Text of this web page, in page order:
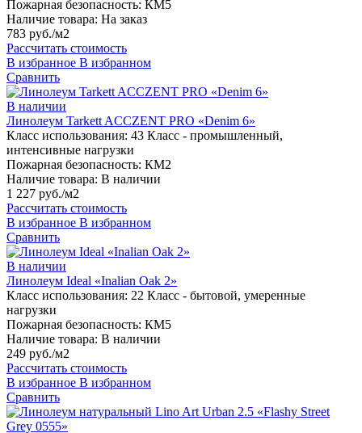
Пожарная безопасность: КМ5
Наличие товара: На заказ
783 руб./м2
Рассчитать стоимость
В избранное В избранном
Сравнить
В наличии
Линолеум Tarkett ACCZENT PRO «Denim 6»
Класс использования: 43 Класс - промышленный,
интенсивные нагрузки
Пожарная безопасность: КМ2
Наличие товара: В наличии
1 227 руб./м2
Рассчитать стоимость
В избранное В избранном
Сравнить
В наличии
Линолеум Ideal «Inalian Oak 2»
Класс использования: 22 Класс - бытовой, умеренные
нагрузки
Пожарная безопасность: КМ5
Наличие товара: В наличии
249 руб./м2
Рассчитать стоимость
В избранное В избранном
Сравнить